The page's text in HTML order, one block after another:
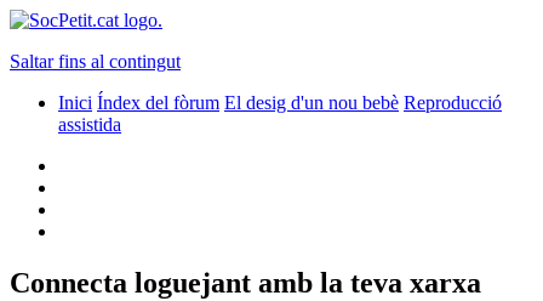
Saltar fins al contingut
Inici Índex del fòrum El desig d'un nou bebè Reproducció
assistida
Connecta loguejant amb la teva xarxa